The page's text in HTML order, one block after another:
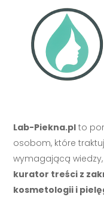
Lab-Piekna.pl to
osobom, które
wymagającą
kurator treści z
kosmetologii i